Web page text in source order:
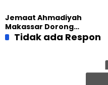
Masjid di Jemaat
Ahmadiyah Sukapura
Jemaat Ahmadiyah
Makassar Dorong
Kesadaran Lingkungan
Lewat Edukasi Ekoteologi
Tidak ada Respon